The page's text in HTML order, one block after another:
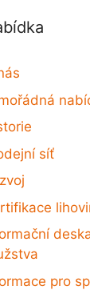
síť
pro